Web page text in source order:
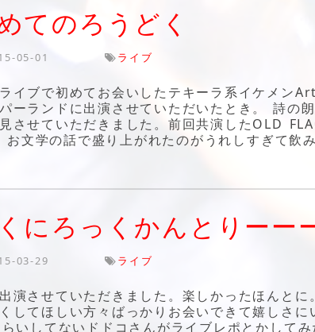
てのろうどく
05-01 ライブ
イブで初めてお会いしたテキーラ系イケメ
ーランドに出演させていただいたとき。 詩の
させていただきました。前回共演したOLD
お文学の話で盛り上がれたのがうれしすぎて飲
にろっくかんとりーー
03-29 ライブ
演させていただきました。楽しかったほんと
してほしい方々ばっかりお会いできて嬉しさ
いしてないドドコさんがライブレポとかして